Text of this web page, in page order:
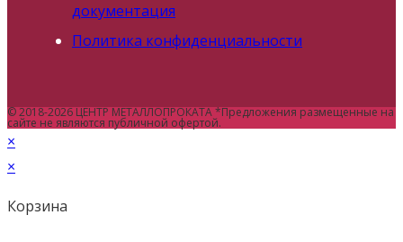
документация
Политика конфиденциальности
© 2018-2026 ЦЕНТР МЕТАЛЛОПРОКАТА *Предложения размещенные на
сайте не являются публичной офертой.
×
×
Корзина